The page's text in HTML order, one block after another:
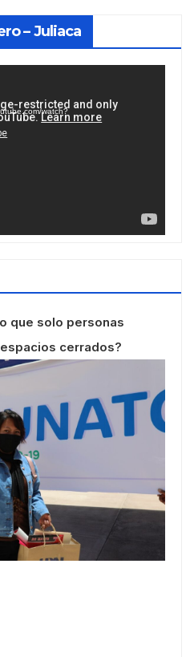
– Juliaca
watch?
que solo personas
cerrados?